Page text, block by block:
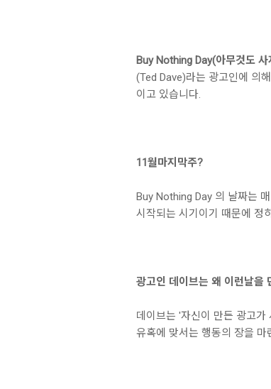
Buy Nothing Day(아무것도 사
(Ted Dave)라는 광고인에 의
이고 있습니다.
11월마지막주?
Buy Nothing Day 의 날짜는
시작되는 시기이기 때문에 정
광고인 데이브는 왜 이런날을
데이브는 '자신이 만든 광고가
유혹에 맞서는 행동의 장을 마